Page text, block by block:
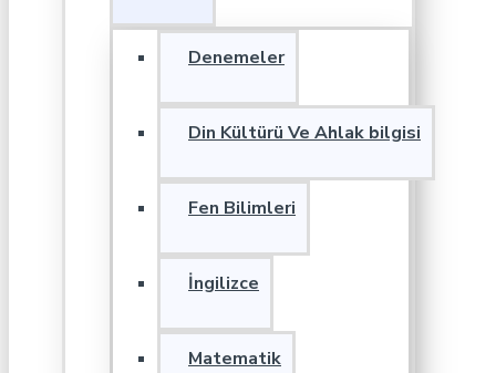
Denemeler
Din Kültürü Ve Ahlak bilgisi
Fen Bilimleri
İngilizce
Matematik